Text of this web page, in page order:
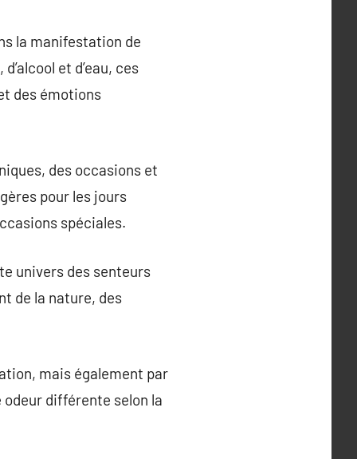
la manifestation de
et d’eau, ces
des émotions
des occasions et
pour les jours
spéciales.
univers des senteurs
de la nature, des
mais également par
odeur différente selon la